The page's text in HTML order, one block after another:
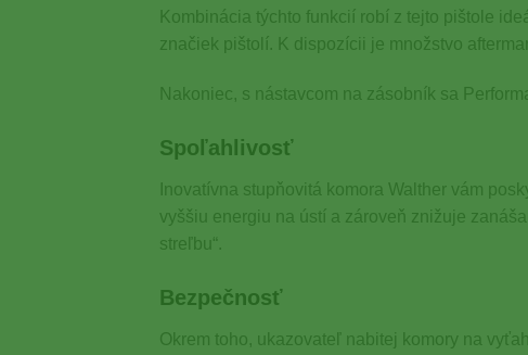
Kombinácia týchto funkcií robí z tejto pištole
značiek pištolí. K dispozícii je množstvo
Nakoniec, s nástavcom na zásobník sa
Spoľahlivosť
Inovatívna stupňovitá komora Walther vám
vyššiu energiu na ústí a zároveň znižuje
streľbu“.
Bezpečnosť
Okrem toho, ukazovateľ nabitej komory na